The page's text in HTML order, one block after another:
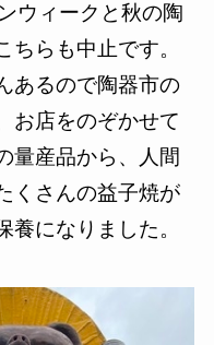
ウィークと秋の陶
らも中止です。
あるので陶器市の
お店をのぞかせて
量産品から、人間
くさんの益子焼が
になりました。